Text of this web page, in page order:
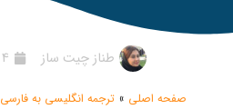
طناز چیت ساز 4 اردیبهشت, 1398
صفحه اصلی »ترجمه انگلیسی به فارسی